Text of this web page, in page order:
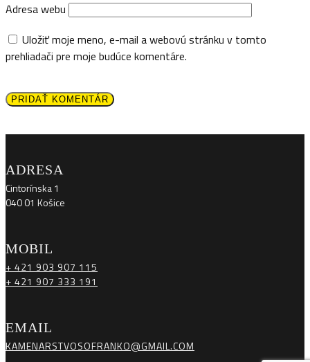
Adresa webu
Uložiť moje meno, e-mail a webovú stránku v tomto
prehliadači pre moje budúce komentáre.
PRIDAŤ KOMENTÁR
ADRESA
Cintorínska 1
040 01 Košice
MOBIL
+ 421 903 907 115
+ 421 907 333 191
EMAIL
KAMENARSTVOSOFRANKO@GMAIL.COM